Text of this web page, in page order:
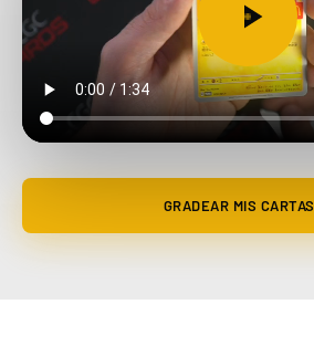
GRADEAR MIS CARTAS